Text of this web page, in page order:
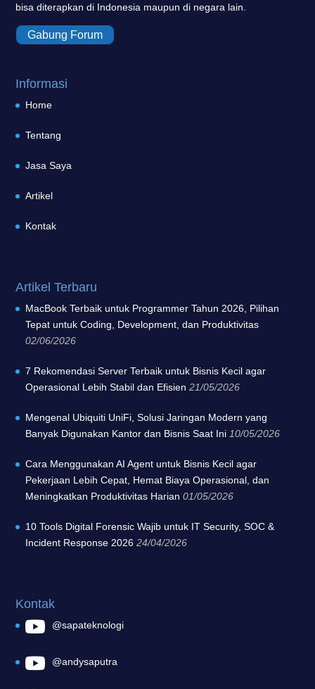
bisa diterapkan di Indonesia maupun di negara lain.
Gabung Forum
Informasi
Home
Tentang
Jasa Saya
Artikel
Kontak
Artikel Terbaru
MacBook Terbaik untuk Programmer Tahun 2026, Pilihan
Tepat untuk Coding, Development, dan Produktivitas
02/06/2026
7 Rekomendasi Server Terbaik untuk Bisnis Kecil agar
Operasional Lebih Stabil dan Efisien 21/05/2026
Mengenal Ubiquiti UniFi, Solusi Jaringan Modern yang
Banyak Digunakan Kantor dan Bisnis Saat Ini 10/05/2026
Cara Menggunakan AI Agent untuk Bisnis Kecil agar
Pekerjaan Lebih Cepat, Hemat Biaya Operasional, dan
Meningkatkan Produktivitas Harian 01/05/2026
10 Tools Digital Forensic Wajib untuk IT Security, SOC &
Incident Response 2026 24/04/2026
Kontak
@sapateknologi
@andysaputra